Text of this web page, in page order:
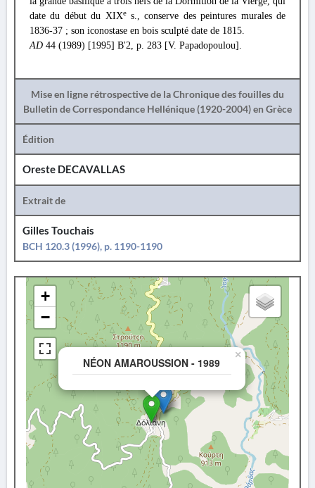
date du début du XIXes., conserve des peintures murales de
1836-37 ; son iconostase en bois sculpté date de 1815.
AD 44 (1989) [1995] B'2, p. 283 [V. Papadopoulou].
Mise en ligne rétrospective de la Chronique des fouilles du
Bulletin de Correspondance Hellénique (1920-2004) en Grèce
Édition
Oreste DECAVALLAS
Extrait de
Gilles Touchais
BCH 120.3 (1996), p. 1190-1190
NÉON AMAROUSSION - 1989
×
+
−